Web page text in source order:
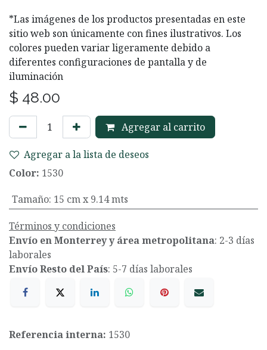
*Las imágenes de los productos presentadas en este
sitio web son únicamente con fines ilustrativos. Los
colores pueden variar ligeramente debido a
diferentes configuraciones de pantalla y de
iluminación
$ 48.00
Agregar al carrito
Agregar a la lista de deseos
Color: 1530
Tamaño: 15 cm x 9.14 mts
Términos y condiciones
Envío en Monterrey y área metropolitana: 2-3 días
laborales
Envío Resto del País: 5-7 días laborales
Referencia interna: 1530